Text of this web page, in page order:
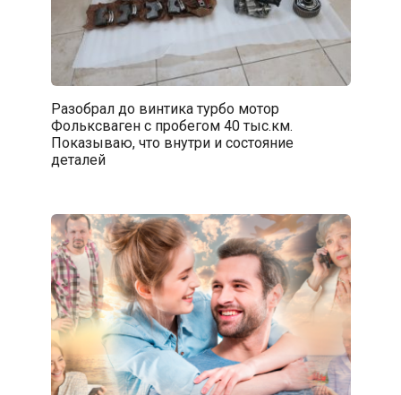
Разобрал до винтика турбо мотор
Фольксваген с пробегом 40 тыс.км.
Показываю, что внутри и состояние
деталей